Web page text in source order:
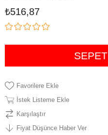
₺516,87
Favorilere Ekle
İstek Listeme Ekle
Karşılaştır
Fiyat Düşünce Haber Ver